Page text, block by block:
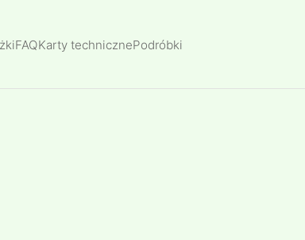
FAQKarty technicznePodróbki